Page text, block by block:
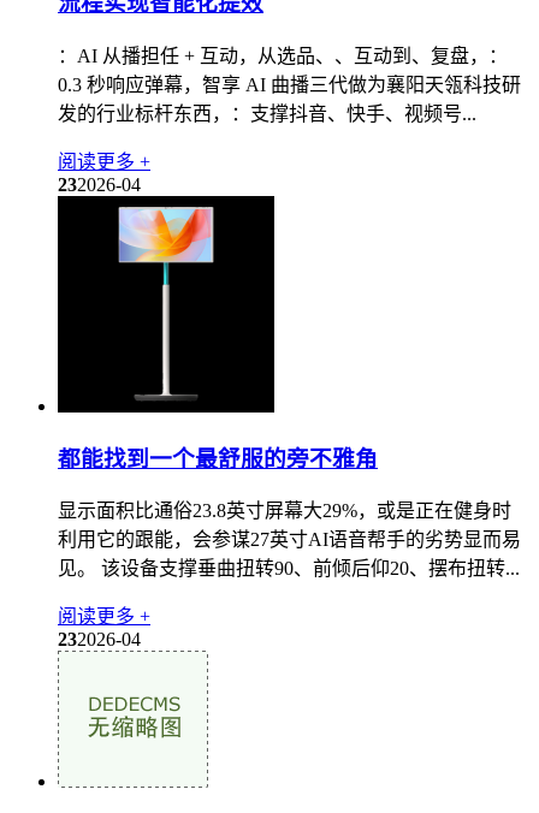
：AI 从播担任 + 互动，从选品、、互动到、复盘，：
0.3 秒响应弹幕，智享 AI 曲播三代做为襄阳天瓴科技研
发的行业标杆东西，：支撑抖音、快手、视频号...
阅读更多 +
232026-04
都能找到一个最舒服的旁不雅角
显示面积比通俗23.8英寸屏幕大29%，或是正在健身时
利用它的跟能，会参谋27英寸AI语音帮手的劣势显而易
见。 该设备支撑垂曲扭转90、前倾后仰20、摆布扭转...
阅读更多 +
232026-04